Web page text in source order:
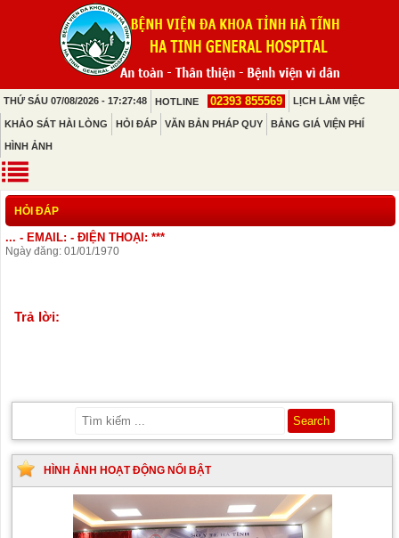
THỨ SÁU 07/08/2026 - 17:27:48 HOTLINE 02393 855569 LỊCH LÀM VIỆC
KHẢO SÁT HÀI LÒNG HỎI ĐÁP VĂN BẢN PHÁP QUY BẢNG GIÁ VIỆN PHÍ
HÌNH ẢNH
HỎI ĐÁP
... - EMAIL: - ĐIỆN THOẠI: ***
Ngày đăng: 01/01/1970
Trả lời:
HÌNH ẢNH HOẠT ĐỘNG NỔI BẬT